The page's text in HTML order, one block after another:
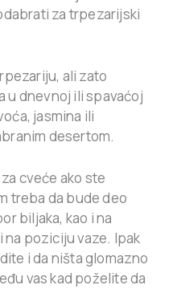
za trpezarijski
ali zato
u dnevnoj ili spavaćoj
jasmina ili
desertom.
cveće ako ste
treba da bude deo
biljaka, kao i na
poziciju vaze. Ipak
i da ništa glomazno
vas kad poželite da